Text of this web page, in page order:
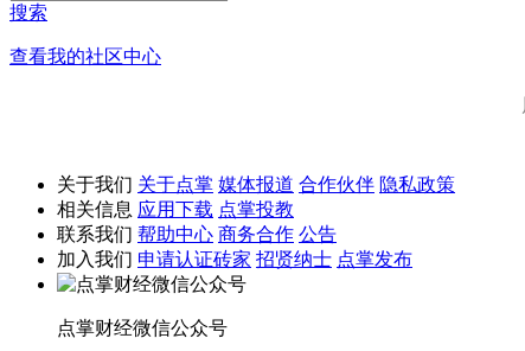
搜索
查看我的社区中心
关于我们 关于点掌 媒体报道 合作伙伴 隐私政策
相关信息 应用下载 点掌投教
联系我们 帮助中心 商务合作 公告
加入我们 申请认证砖家 招贤纳士 点掌发布
点掌财经微信公众号